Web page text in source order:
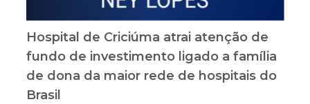
Hospital de Criciúma atrai atenção de
fundo de investimento ligado a família
de dona da maior rede de hospitais do
Brasil